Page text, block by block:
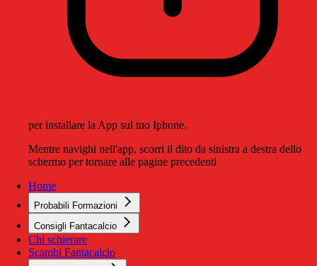
per installare la App sul tuo Iphone.
Mentre navighi nell'app, scorri il dito da sinistra a destra dello
schermo per tornare alle pagine precedenti
Home
Probabili Formazioni
Consigli Fantacalcio
Chi schierare
Scambi Fantacalcio